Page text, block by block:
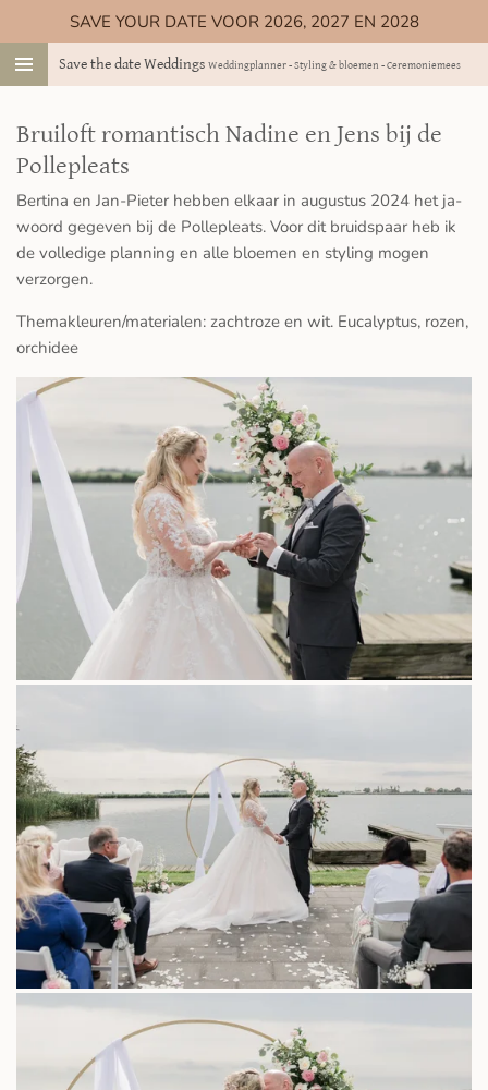
direct
naar
hoofdinhoud
Save the date Weddings Weddingplanner - Styling & bloemen - Ceremoniemeester
SAVE YOUR DATE VOOR 2026, 2027 EN 2028
Bruiloft romantisch Nadine en Jens bij de
Pollepleats
Bertina en Jan-Pieter hebben elkaar in augustus 2024 het ja-
woord gegeven bij de Pollepleats. Voor dit bruidspaar heb ik
de volledige planning en alle bloemen en styling mogen
verzorgen.
Themakleuren/materialen: zachtroze en wit. Eucalyptus, rozen,
orchidee